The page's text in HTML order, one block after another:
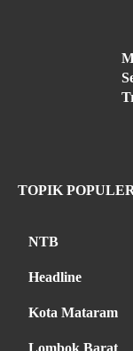
TOPIK
NTB
Headline
Kota Mataram
Lombok Barat